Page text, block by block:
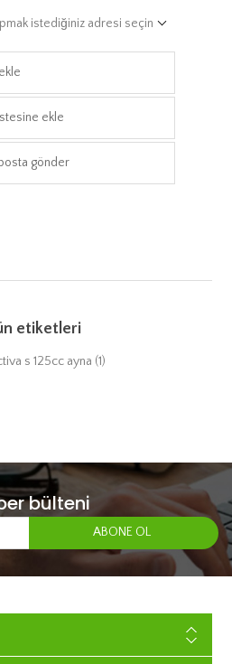
istediğiniz adresi seçin
ekle
gönder
etiketleri
s 125cc ayna (1)
bülteni